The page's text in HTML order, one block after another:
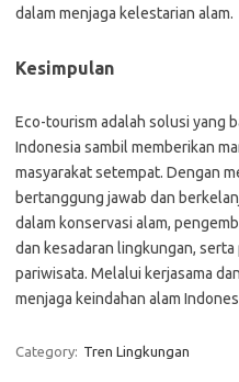
dalam menjaga kelestarian alam.
Kesimpulan
Eco-tourism adalah solusi yang
Indonesia sambil memberikan
masyarakat setempat. Dengan
bertanggung jawab dan
dalam konservasi alam,
dan kesadaran lingkungan,
pariwisata. Melalui kerjasama
menjaga keindahan alam
Category: Tren Lingkungan